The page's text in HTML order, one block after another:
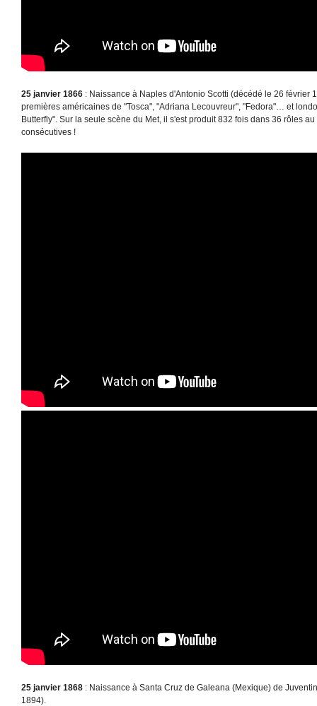
25 janvier 1866 : Naissance à Naples d'Antonio Scotti (décédé le 26 février
premières américaines de "Tosca", "Adriana Lecouvreur", "Fedora"… et
Butterfly". Sur la seule scène du Met, il s'est produit 832 fois dans 36 rôles
consécutives !
25 janvier 1868 : Naissance à Santa Cruz de Galeana (Mexique) de
1894).